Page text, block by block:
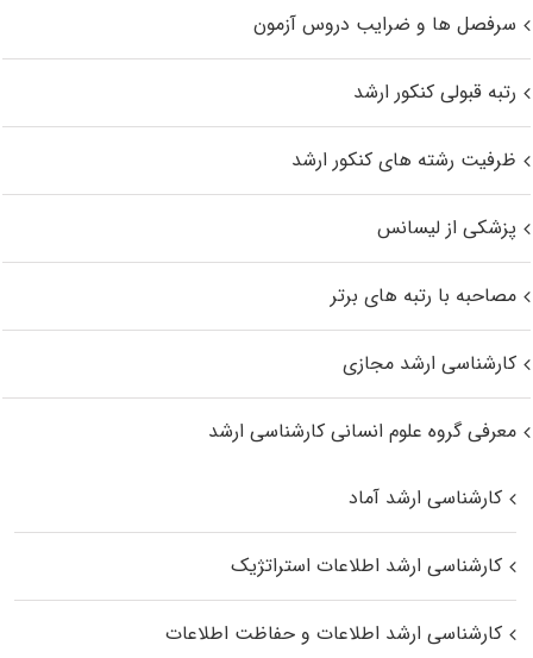
سرفصل ها و ضرایب دروس آزمون
رتبه قبولی کنکور ارشد
ظرفیت رشته های کنکور ارشد
پزشکی از لیسانس
مصاحبه با رتبه های برتر
کارشناسی ارشد مجازی
معرفی گروه علوم انسانی کارشناسی ارشد
کارشناسی ارشد آماد
کارشناسی ارشد اطلاعات استراتژیک
کارشناسی ارشد اطلاعات و حفاظت اطلاعات